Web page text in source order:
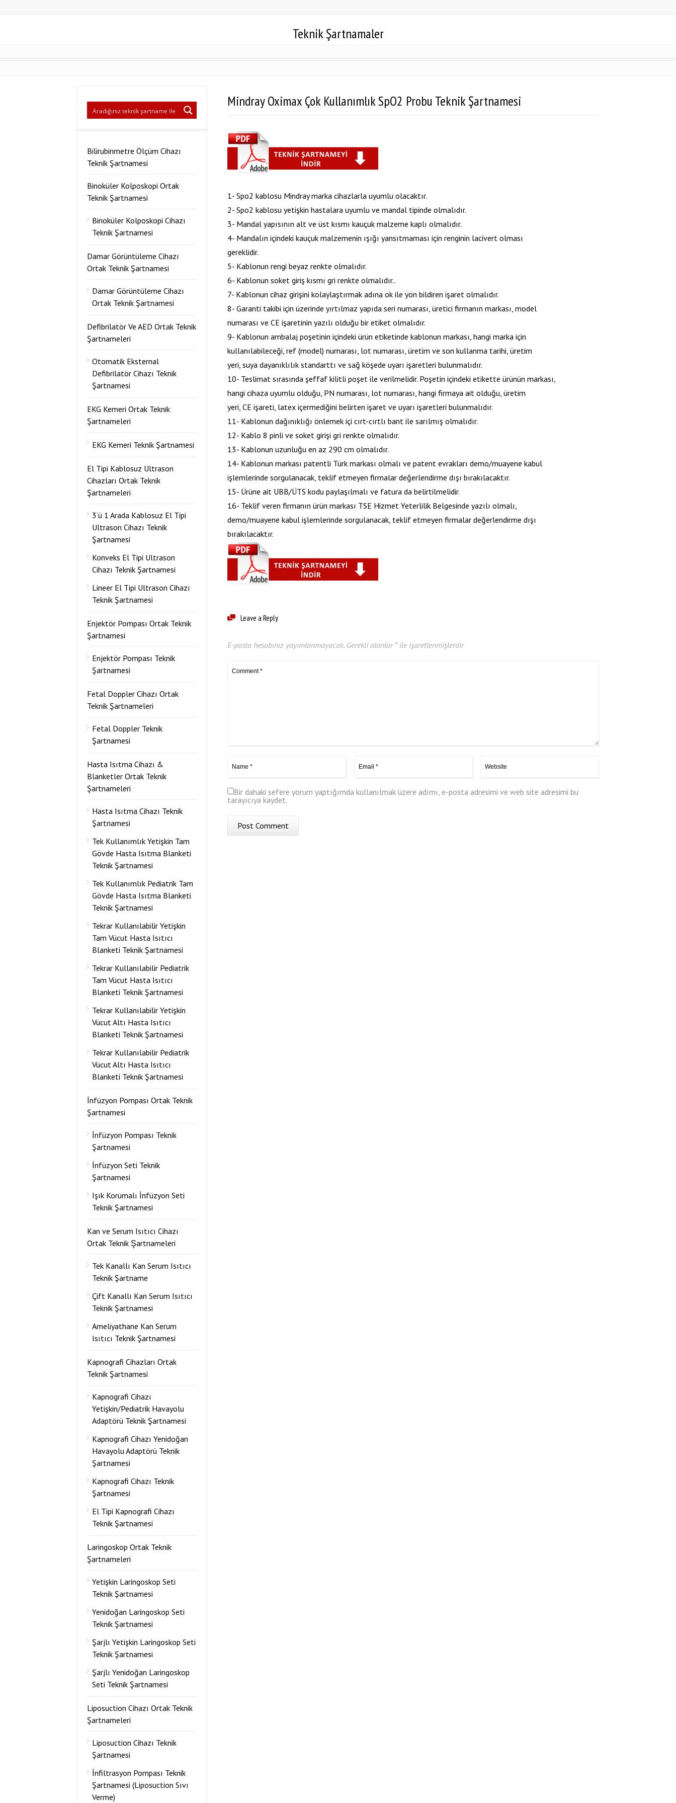
Teknik Şartnamaler
Mindray Oximax Çok Kullanımlık SpO2 Probu Teknik Şartnamesi
1- Spo2 kablosu Mindray marka cihazlarla uyumlu olacaktır.
2- Spo2 kablosu yetişkin hastalara uyumlu ve mandal tipinde olmalıdır.
3- Mandal yapısının alt ve üst kısmı kauçuk malzeme kaplı olmalıdır.
4- Mandalın içindeki kauçuk malzemenin ışığı yansıtmaması için renginin lacivert olması
gereklidir.
5- Kablonun rengi beyaz renkte olmalıdır.
6- Kablonun soket giriş kısmı gri renkte olmalıdır..
7- Kablonun cihaz girişini kolaylaştırmak adına ok ile yön bildiren işaret olmalıdır.
8- Garanti takibi için üzerinde yırtılmaz yapıda seri numarası, üretici firmanın markası, model
numarası ve CE işaretinin yazılı olduğu bir etiket olmalıdır.
9- Kablonun ambalaj poşetinin içindeki ürün etiketinde kablonun markası, hangi marka için
kullanılabileceği, ref (model) numarası, lot numarası, üretim ve son kullanma tarihi, üretim
yeri, suya dayanıklılık standarttı ve sağ köşede uyarı işaretleri bulunmalıdır.
10- Teslimat sırasında şeffaf kilitli poşet ile verilmelidir. Poşetin içindeki etikette ürünün markası,
hangi cihaza uyumlu olduğu, PN numarası, lot numarası, hangi firmaya ait olduğu, üretim
yeri, CE işareti, latex içermediğini belirten işaret ve uyarı işaretleri bulunmalıdır.
11- Kablonun dağınıklığı önlemek içi cırt-cırtlı bant ile sarılmış olmalıdır.
12- Kablo 8 pinli ve soket girişi gri renkte olmalıdır.
13- Kablonun uzunluğu en az 290 cm olmalıdır.
14- Kablonun markası patentli Türk markası olmalı ve patent evrakları demo/muayene kabul
işlemlerinde sorgulanacak, teklif etmeyen firmalar değerlendirme dışı bırakılacaktır.
15- Ürüne ait UBB/ÜTS kodu paylaşılmalı ve fatura da belirtilmelidir.
16- Teklif veren firmanın ürün markası TSE Hizmet Yeterlilik Belgesinde yazılı olmalı,
demo/muayene kabul işlemlerinde sorgulanacak, teklif etmeyen firmalar değerlendirme dışı
bırakılacaktır.
Leave a Reply
E-posta hesabınız yayımlanmayacak. Gerekli alanlar *ile işaretlenmişlerdir
Bir dahaki sefere yorum yaptığımda kullanılmak üzere adımı, e-posta adresimi ve web site adresimi bu
tarayıcıya kaydet.
Bilirubinmetre Ölçüm Cihazı
Teknik Şartnamesi
Binoküler Kolposkopi Ortak
Teknik Şartnamesi
Binoküler Kolposkopi Cihazı
Teknik Şartnamesi
Damar Görüntüleme Cihazı
Ortak Teknik Şartnamesi
Damar Görüntüleme Cihazı
Ortak Teknik Şartnamesi
Defibrilatör Ve AED Ortak Teknik
Şartnameleri
Otomatik Eksternal
Defibrilatör Cihazı Teknik
Şartnamesi
EKG Kemeri Ortak Teknik
Şartnameleri
EKG Kemeri Teknik Şartnamesi
El Tipi Kablosuz Ultrason
Cihazları Ortak Teknik
Şartnameleri
3’ü 1 Arada Kablosuz El Tipi
Ultrason Cihazı Teknik
Şartnamesi
Konveks El Tipi Ultrason
Cihazı Teknik Şartnamesi
Lineer El Tipi Ultrason Cihazı
Teknik Şartnamesi
Enjektör Pompası Ortak Teknik
Şartnamesi
Enjektör Pompası Teknik
Şartnamesi
Fetal Doppler Cihazı Ortak
Teknik Şartnameleri
Fetal Doppler Teknik
Şartnamesi
Hasta Isıtma Cihazı &
Blanketler Ortak Teknik
Şartnameleri
Hasta Isıtma Cihazı Teknik
Şartnamesi
Tek Kullanımlık Yetişkin Tam
Gövde Hasta Isıtma Blanketi
Teknik Şartnamesi
Tek Kullanımlık Pediatrik Tam
Gövde Hasta Isıtma Blanketi
Teknik Şartnamesi
Tekrar Kullanılabilir Yetişkin
Tam Vücut Hasta Isıtıcı
Blanketi Teknik Şartnamesi
Tekrar Kullanılabilir Pediatrik
Tam Vücut Hasta Isıtıcı
Blanketi Teknik Şartnamesi
Tekrar Kullanılabilir Yetişkin
Vücut Altı Hasta Isıtıcı
Blanketi Teknik Şartnamesi
Tekrar Kullanılabilir Pediatrik
Vücut Altı Hasta Isıtıcı
Blanketi Teknik Şartnamesi
İnfüzyon Pompası Ortak Teknik
Şartnamesi
İnfüzyon Pompası Teknik
Şartnamesi
İnfüzyon Seti Teknik
Şartnamesi
Işık Korumalı İnfüzyon Seti
Teknik Şartnamesi
Kan ve Serum Isıtıcı Cihazı
Ortak Teknik Şartnameleri
Tek Kanallı Kan Serum Isıtıcı
Teknik Şartname
Çift Kanallı Kan Serum Isıtıcı
Teknik Şartnamesi
Ameliyathane Kan Serum
Isıtıcı Teknik Şartnamesi
Kapnografi Cihazları Ortak
Teknik Şartnamesi
Kapnografi Cihazı
Yetişkin/Pediatrik Havayolu
Adaptörü Teknik Şartnamesi
Kapnografi Cihazı Yenidoğan
Havayolu Adaptörü Teknik
Şartnamesi
Kapnografi Cihazı Teknik
Şartnamesi
El Tipi Kapnografi Cihazı
Teknik Şartnamesi
Laringoskop Ortak Teknik
Şartnameleri
Yetişkin Laringoskop Seti
Teknik Şartnamesi
Yenidoğan Laringoskop Seti
Teknik Şartnamesi
Şarjlı Yetişkin Laringoskop Seti
Teknik Şartnamesi
Şarjlı Yenidoğan Laringoskop
Seti Teknik Şartnamesi
Liposuction Cihazı Ortak Teknik
Şartnameleri
Liposuction Cihazı Teknik
Şartnamesi
İnfiltrasyon Pompası Teknik
Şartnamesi (Liposuction Sıvı
Verme)